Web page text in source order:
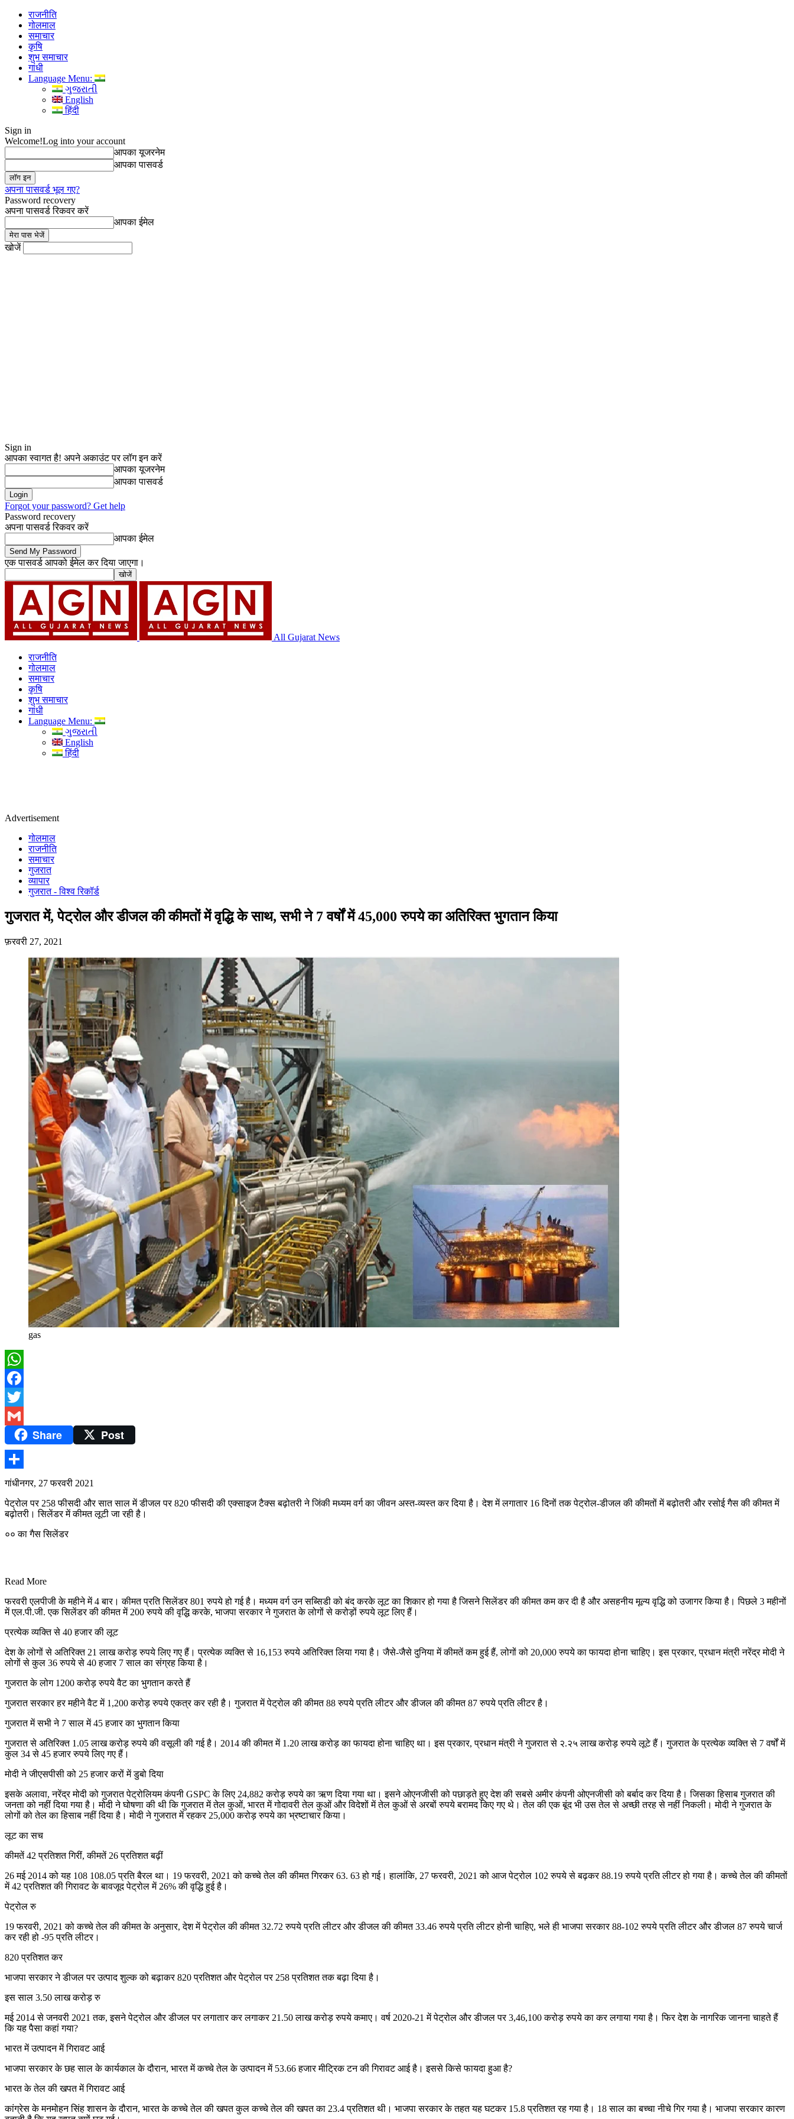
राजनीति
गोलमाल
समाचार
कृषि
शुभ समाचार
गांधी
Language Menu:
ગુજરાતી
English
हिंदी
Sign in
Welcome!Log into your account
आपका यूजरनेम
आपका पासवर्ड
अपना पासवर्ड भूल गए?
Password recovery
अपना पासवर्ड रिकवर करें
आपका ईमेल
खोजें
Sign in
आपका स्वागत है! अपने अकाउंट पर लॉग इन करें
आपका यूजरनेम
आपका पासवर्ड
Forgot your password? Get help
Password recovery
अपना पासवर्ड रिकवर करें
आपका ईमेल
एक पासवर्ड आपको ईमेल कर दिया जाएगा।
All Gujarat News
राजनीति
गोलमाल
समाचार
कृषि
शुभ समाचार
गांधी
Language Menu:
ગુજરાતી
English
हिंदी
Advertisement
गोलमाल
राजनीति
समाचार
गुजरात
व्यापार
गुजरात - विश्व रिकॉर्ड
गुजरात में, पेट्रोल और डीजल की कीमतों में वृद्धि के साथ, सभी ने 7 वर्षों में 45,000 रुपये का अतिरिक्त भुगतान किया
फ़रवरी 27, 2021
gas
WhatsApp
Facebook
Twitter
Gmail Share Post
Share
गांधीनगर, 27 फरवरी 2021
पेट्रोल पर 258 फीसदी और सात साल में डीजल पर 820 फीसदी की एक्साइज टैक्स बढ़ोतरी ने जिंकी मध्यम वर्ग का जीवन अस्त-व्यस्त कर दिया है। देश में लगातार 16 दिनों तक पेट्रोल-डीजल की कीमतों में बढ़ोतरी और रसोई गैस की कीमत में
बढ़ोतरी। सिलेंडर में कीमत लूटी जा रही है।
०० का गैस सिलेंडर
Read More
फरवरी एलपीजी के महीने में 4 बार। कीमत प्रति सिलेंडर 801 रुपये हो गई है। मध्यम वर्ग उन सब्सिडी को बंद करके लूट का शिकार हो गया है जिसने सिलेंडर की कीमत कम कर दी है और असहनीय मूल्य वृद्धि को उजागर किया है। पिछले 3 महीनों
में एल.पी.जी. एक सिलेंडर की कीमत में 200 रुपये की वृद्धि करके, भाजपा सरकार ने गुजरात के लोगों से करोड़ों रुपये लूट लिए हैं।
प्रत्येक व्यक्ति से 40 हजार की लूट
देश के लोगों से अतिरिक्त 21 लाख करोड़ रुपये लिए गए हैं। प्रत्येक व्यक्ति से 16,153 रुपये अतिरिक्त लिया गया है। जैसे-जैसे दुनिया में कीमतें कम हुई हैं, लोगों को 20,000 रुपये का फायदा होना चाहिए। इस प्रकार, प्रधान मंत्री नरेंद्र मोदी ने
लोगों से कुल 36 रुपये से 40 हजार 7 साल का संग्रह किया है।
गुजरात के लोग 1200 करोड़ रुपये वैट का भुगतान करते हैं
गुजरात सरकार हर महीने वैट में 1,200 करोड़ रुपये एकत्र कर रही है। गुजरात में पेट्रोल की कीमत 88 रुपये प्रति लीटर और डीजल की कीमत 87 रुपये प्रति लीटर है।
गुजरात में सभी ने 7 साल में 45 हजार का भुगतान किया
गुजरात से अतिरिक्त 1.05 लाख करोड़ रुपये की वसूली की गई है। 2014 की कीमत में 1.20 लाख करोड़ का फायदा होना चाहिए था। इस प्रकार, प्रधान मंत्री ने गुजरात से २.२५ लाख करोड़ रुपये लूटे हैं। गुजरात के प्रत्येक व्यक्ति से 7 वर्षों में
कुल 34 से 45 हजार रुपये लिए गए हैं।
मोदी ने जीएसपीसी को 25 हजार करों में डुबो दिया
इसके अलावा, नरेंद्र मोदी को गुजरात पेट्रोलियम कंपनी GSPC के लिए 24,882 करोड़ रुपये का ऋण दिया गया था। इसने ओएनजीसी को पछाड़ते हुए देश की सबसे अमीर कंपनी ओएनजीसी को बर्बाद कर दिया है। जिसका हिसाब गुजरात की
जनता को नहीं दिया गया है। मोदी ने घोषणा की थी कि गुजरात में तेल कुओं, भारत में गोदावरी तेल कुओं और विदेशों में तेल कुओं से अरबों रुपये बरामद किए गए थे। तेल की एक बूंद भी उस तेल से अच्छी तरह से नहीं निकली। मोदी ने गुजरात के
लोगों को तेल का हिसाब नहीं दिया है। मोदी ने गुजरात में रहकर 25,000 करोड़ रुपये का भ्रष्टाचार किया।
लूट का सच
कीमतें 42 प्रतिशत गिरीं, कीमतें 26 प्रतिशत बढ़ीं
26 मई 2014 को यह 108 108.05 प्रति बैरल था। 19 फरवरी, 2021 को कच्चे तेल की कीमत गिरकर 63. 63 हो गई। हालांकि, 27 फरवरी, 2021 को आज पेट्रोल 102 रुपये से बढ़कर 88.19 रुपये प्रति लीटर हो गया है। कच्चे तेल की कीमतों
में 42 प्रतिशत की गिरावट के बावजूद पेट्रोल में 26% की वृद्धि हुई है।
पेट्रोल रु
19 फरवरी, 2021 को कच्चे तेल की कीमत के अनुसार, देश में पेट्रोल की कीमत 32.72 रुपये प्रति लीटर और डीजल की कीमत 33.46 रुपये प्रति लीटर होनी चाहिए, भले ही भाजपा सरकार 88-102 रुपये प्रति लीटर और डीजल 87 रुपये चार्ज
कर रही हो -95 प्रति लीटर।
820 प्रतिशत कर
भाजपा सरकार ने डीजल पर उत्पाद शुल्क को बढ़ाकर 820 प्रतिशत और पेट्रोल पर 258 प्रतिशत तक बढ़ा दिया है।
इस साल 3.50 लाख करोड़ रु
मई 2014 से जनवरी 2021 तक, इसने पेट्रोल और डीजल पर लगातार कर लगाकर 21.50 लाख करोड़ रुपये कमाए। वर्ष 2020-21 में पेट्रोल और डीजल पर 3,46,100 करोड़ रुपये का कर लगाया गया है। फिर देश के नागरिक जानना चाहते हैं
कि यह पैसा कहां गया?
भारत में उत्पादन में गिरावट आई
भाजपा सरकार के छह साल के कार्यकाल के दौरान, भारत में कच्चे तेल के उत्पादन में 53.66 हजार मीट्रिक टन की गिरावट आई है। इससे किसे फायदा हुआ है?
भारत के तेल की खपत में गिरावट आई
कांग्रेस के मनमोहन सिंह शासन के दौरान, भारत के कच्चे तेल की खपत कुल कच्चे तेल की खपत का 23.4 प्रतिशत थी। भाजपा सरकार के तहत यह घटकर 15.8 प्रतिशत रह गया है। 18 साल का बच्चा नीचे गिर गया है। भाजपा सरकार कारण